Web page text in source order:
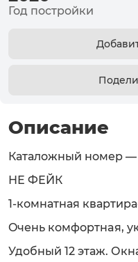
Год постройки
Описание
Каталожный номер —
НЕ ФЕЙК
1-комнатная
Oчень комфоpтнaя,
Удобный 12 этаж.